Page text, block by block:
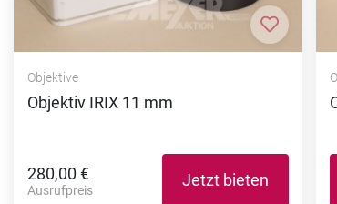
Zur
Objektive
Objektiv IRIX 11 mm
280,00 €
Ausrufpreis
Jetzt bieten